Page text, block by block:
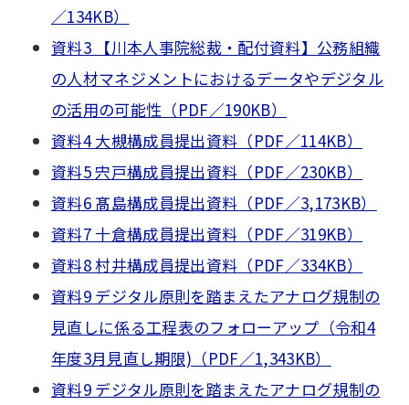
／134KB）
資料3 【川本人事院総裁・配付資料】公務組織
の人材マネジメントにおけるデータやデジタル
の活用の可能性（PDF／190KB）
資料4 大槻構成員提出資料（PDF／114KB）
資料5 宍戸構成員提出資料（PDF／230KB）
資料6 髙島構成員提出資料（PDF／3,173KB）
資料7 十倉構成員提出資料（PDF／319KB）
資料8 村井構成員提出資料（PDF／334KB）
資料9 デジタル原則を踏まえたアナログ規制の
見直しに係る工程表のフォローアップ（令和4
年度3月見直し期限)（PDF／1,343KB）
資料9 デジタル原則を踏まえたアナログ規制の